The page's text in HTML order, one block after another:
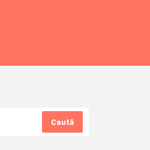
Caută